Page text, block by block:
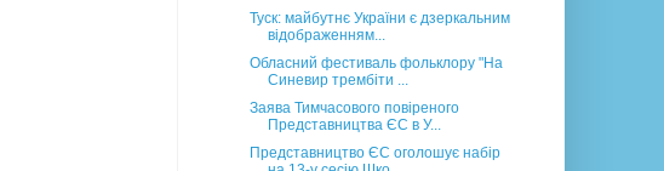
Туск: майбутнє України є дзеркальним
відображенням...
Обласний фестиваль фольклору "На
Синевир трембіти ...
Заява Тимчасового повіреного
Представництва ЄС в У...
Представництво ЄС оголошує набір